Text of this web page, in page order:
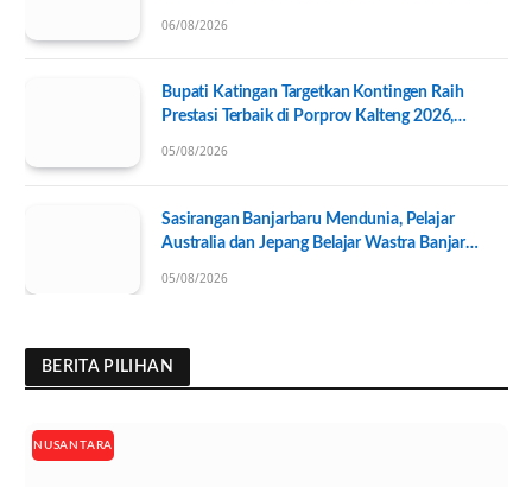
06/08/2026
Bupati Katingan Targetkan Kontingen Raih
Prestasi Terbaik di Porprov Kalteng 2026,
05/08/2026
Sasirangan Banjarbaru Mendunia, Pelajar
Australia dan Jepang Belajar Wastra Banjar
05/08/2026
BERITA PILIHAN
NUSANTARA